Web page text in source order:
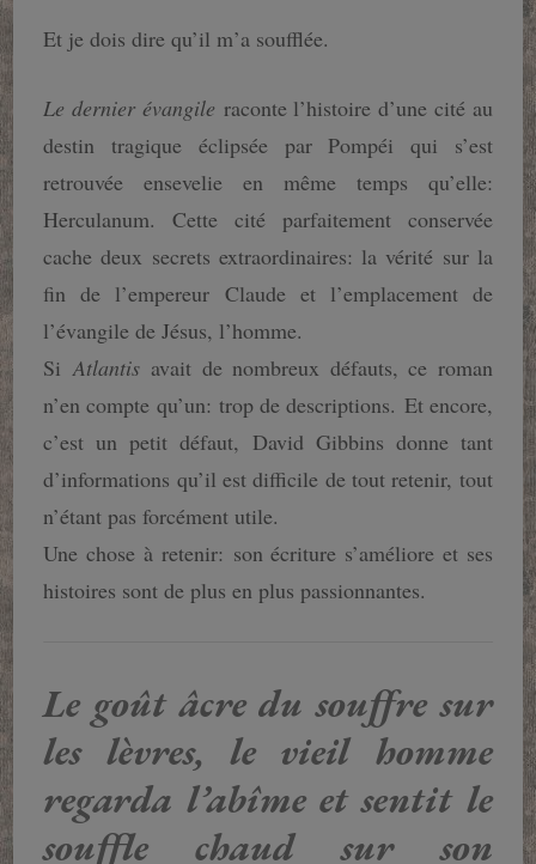
Et je dois dire qu’il m’a soufflée.
Le dernier évangile raconte l’histoire d’une cité au
destin tragique éclipsée par Pompéi qui s’est
retrouvée ensevelie en même temps qu’elle:
Herculanum. Cette cité parfaitement conservée
cache deux secrets extraordinaires: la vérité sur la
fin de l’empereur Claude et l’emplacement de
l’évangile de Jésus, l’homme.
Si Atlantisavait de nombreux défauts, ce roman
n’en compte qu’un: trop de descriptions. Et encore,
c’est un petit défaut, David Gibbins donne tant
d’informations qu’il est difficile de tout retenir, tout
n’étant pas forcément utile.
Une chose à retenir: son écriture s’améliore et ses
histoires sont de plus en plus passionnantes.
Le goût âcre du souffre sur
les lèvres, le vieil homme
regarda l’abîme et sentit le
souffle chaud sur son